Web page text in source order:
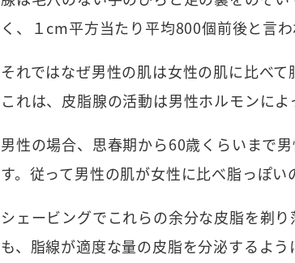
く、１cm平方当たり平均800個前後と言
それではなぜ男性の肌は女性の肌に比べて
これは、皮脂腺の活動は男性ホルモンに
男性の場合、思春期から60歳くらいまで
す。従って男性の肌が女性に比べ脂っぽい
シェービングでこれらの余分な皮脂を剃
も、脂線が適度な量の皮脂を分泌するよう